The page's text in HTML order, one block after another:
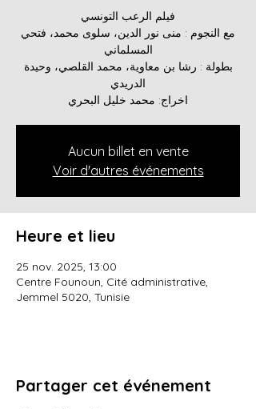
فيلم الرعب التونسي
مع النجوم : منى نور الدين، سلوى محمد، فتحي
المسلماني
بطولة : رشا بن معاوية، محمد القلصي، وحيدة
الدريدي
Aucun billet en vente
Voir d'autres événements
Heure et lieu
25 nov. 2025, 13:00
Centre Founoun, Cité administrative,
Jemmel 5020, Tunisie
Partager cet événement